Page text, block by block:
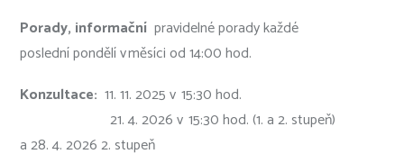
Porady, informační pravidelné porady každé
poslednípondělí v měsíci od 14:00 hod.
Konzultace: 11. 11. 2025 v 15:30 hod.
21. 4. 2026v 15:30 hod. (1. a 2. stupeň)
a 28. 4. 2026 2. stupeň